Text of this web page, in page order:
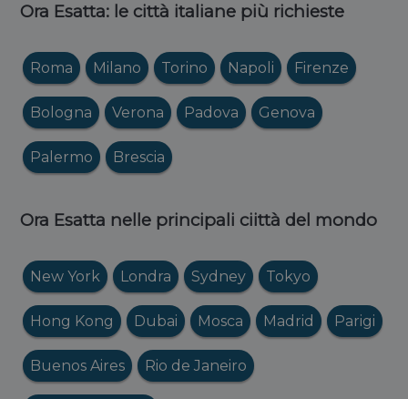
Ora Esatta: le città italiane più richieste
Roma Milano Torino Napoli Firenze
Bologna Verona Padova Genova
Palermo Brescia
Ora Esatta nelle principali ciittà del mondo
New York Londra Sydney Tokyo
Hong Kong Dubai Mosca Madrid Parigi
Buenos Aires Rio de Janeiro